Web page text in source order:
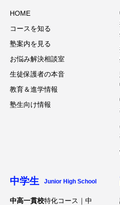
HOME
コースを知る
塾案内を見る
お悩み解決相談室
生徒保護者の本音
教育＆進学情報
塾生向け情報
中学生 Junior High School
中高一貫校特化コース｜中